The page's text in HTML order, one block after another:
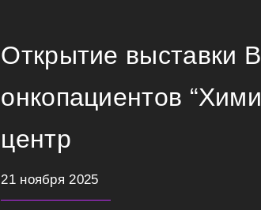
Открытие выставки
онкопациентов
центр
21 ноября 2025